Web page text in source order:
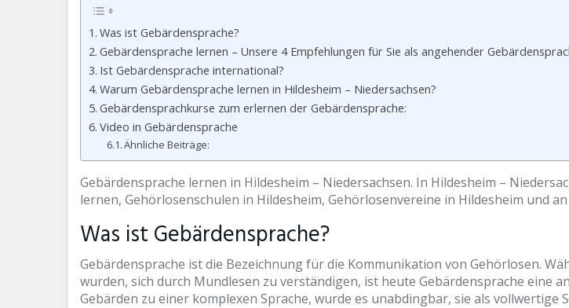
Was ist Gebärdensprache?
Gebärdensprache lernen – Unsere 4 Empfehlungen für Sie als angehender
Ist Gebärdensprache international?
Warum Gebärdensprache lernen in Hildesheim – Niedersachsen?
Gebärdensprachkurse zum erlernen der Gebärdensprache:
Video in Gebärdensprache
Ähnliche Beiträge:
Gebärdensprache lernen in Hildesheim – Niedersachsen. In Hildesheim –
lernen, Gehörlosenschulen in Hildesheim, Gehörlosenvereine in Hildesheim und an
Was ist Gebärdensprache?
Gebärdensprache ist die Bezeichnung für die Kommunikation von Gehörlosen.
wurden, sich durch Mundlesen zu verständigen, ist heute Gebärdensprache eine
Gebärden zu einer komplexen Sprache, wurde es unabdingbar, sie als vollwertige